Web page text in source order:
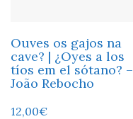
Ouves os gajos na
cave? | ¿Oyes a los
tíos em el sótano? –
João Rebocho
12,00€